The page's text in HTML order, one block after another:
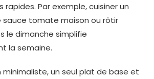
rapides. Par exemple, cuisiner un
sauce tomate maison ou rôtir
le dimanche simplifie
la semaine.
minimaliste, un seul plat de base et